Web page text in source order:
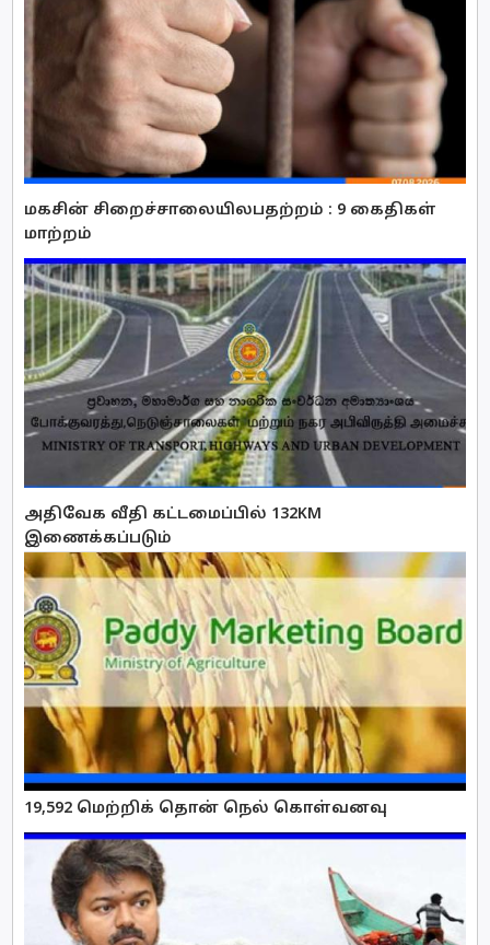
மகசின் சிறைச்சாலையிலபதற்றம் : 9 கைதிகள்
மாற்றம்
அதிவேக வீதி கட்டமைப்பில் 132KM
இணைக்கப்படும்
19,592 மெற்றிக் தொன் நெல் கொள்வனவு